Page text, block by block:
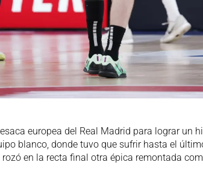
europea del Real Madrid para lograr un
blanco, donde tuvo que sufrir hasta el
en la recta final otra épica remontada